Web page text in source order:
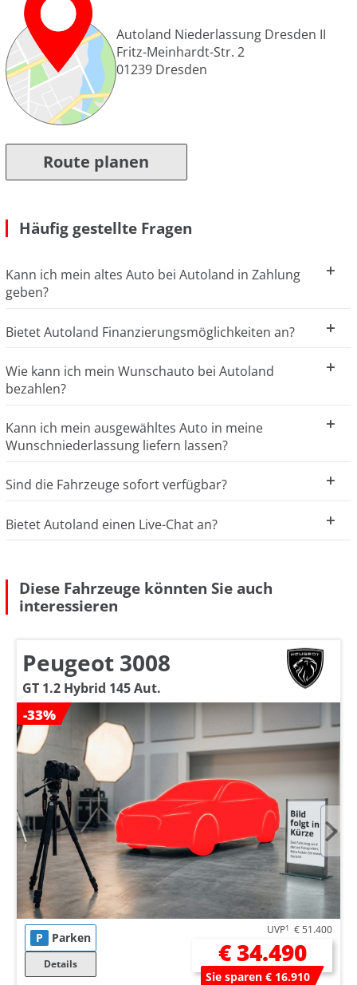
Autoland Niederlassung Dresden II
Fritz-Meinhardt-Str. 2
01239 Dresden
Route planen
Häufig gestellte Fragen
Kann ich mein altes Auto bei Autoland in Zahlung
geben?
Bietet Autoland Finanzierungsmöglichkeiten an?
Wie kann ich mein Wunschauto bei Autoland
bezahlen?
Kann ich mein ausgewähltes Auto in meine
Wunschniederlassung liefern lassen?
Sind die Fahrzeuge sofort verfügbar?
Bietet Autoland einen Live-Chat an?
Diese Fahrzeuge könnten Sie auch
interessieren
Peugeot 3008
GT 1.2 Hybrid 145 Aut.
-33%
P Parken
Details
UVP1 € 51.400
€ 34.490
Sie sparen € 16.910